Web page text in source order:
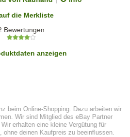
die Merkliste
Bewertungen
anzeigen
beim Online-Shopping. Dazu arbeiten wir
Wir sind Mitglied des eBay Partner
erhalten eine kleine Vergütung für
deinen Kaufpreis zu beeinflussen.